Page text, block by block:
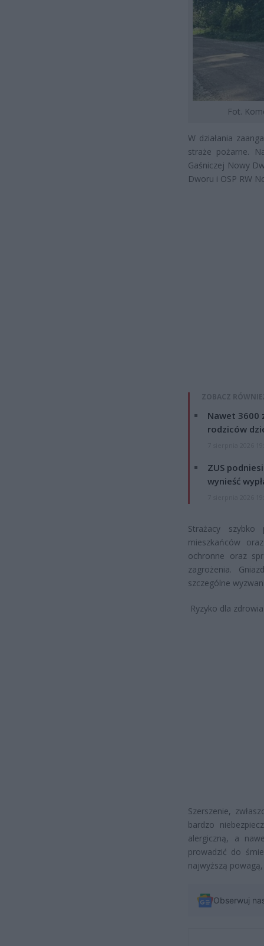
Fot.
W działania
straże pożarne.
Gaśniczej Nowy
Dworu i OSP RW
ZOBACZ
Nawet 3600
rodziców
ZUS
wynieść
Strażacy szybko
mieszkańców
ochronne oraz
zagrożenia.
szczególne
Ryzyko dla
Szerszenie,
bardzo
alergiczną, a
prowadzić do
najwyższą
Obserwuj